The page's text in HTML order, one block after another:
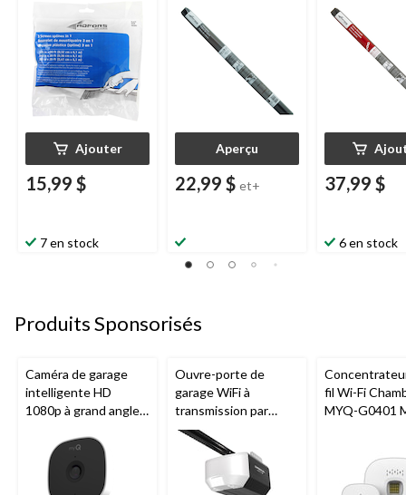
Ajouter
15,99 $
7 en stock
Aperçu
22,99 $ et+
anthracite
37,99 $
6 en stock
Produits Sponsorisés
Caméra de garage
intelligente HD
1080p à grand angle
nocturne, résistante
aux intempéries
Ouvre-porte de
garage WiFi à
transmission par
chaîne de 1/2 HP
Chamberlain
fil Wi-Fi
MYQ-G0401